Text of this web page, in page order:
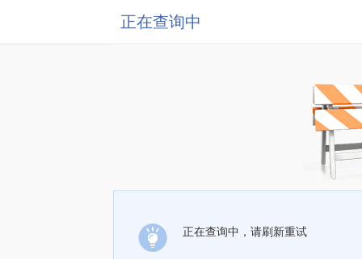
正在查询中
正在查询中，请刷新重试